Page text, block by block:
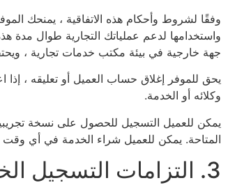
وفقًا لشروط وأحكام هذه الاتفاقية ، يمنحك
واستخدامها لدعم عملياتك التجارية طوال مدة
جهة خارجية في بيئة مكتب خدمات تجارية ،
يحق للموفر إغلاق حساب العميل أو تعليقه ، إذا
وكلائه أو الخدمة.
يمكن للعميل التسجيل للحصول على نسخة
المتاحة. يمكن للعميل شراء الخدمة في أي
3. التزامات التسجيل الخاصة بك